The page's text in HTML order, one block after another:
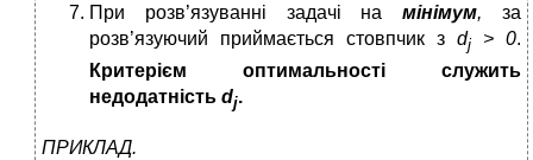
При розв’язуванні задачі намінімум, за
розв’язуючий приймається стовпчик з dj > 0.
Критерієм оптимальності служить
недодатність dj.
ПРИКЛАД.